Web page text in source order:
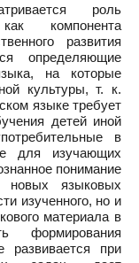
роль
компонента
развития
определяющие
на которые
культуры, т. к.
языке требует
детей иной
в
для изучающих
понимание
новых языковых
изученного, но и
материала в
формирования
развивается при